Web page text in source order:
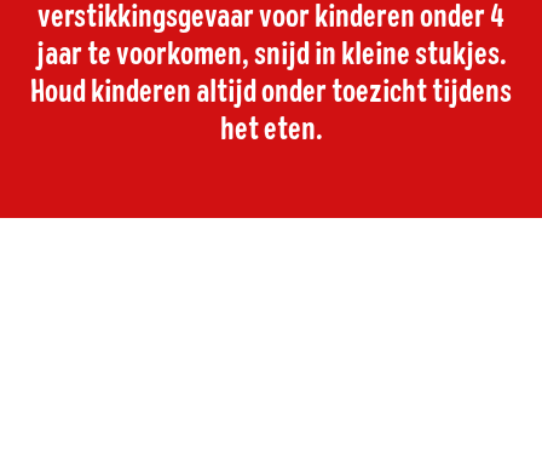
verstikkingsgevaar voor kinderen onder 4
jaar te voorkomen, snijd in kleine stukjes.
Houd kinderen altijd onder toezicht tijdens
het eten.